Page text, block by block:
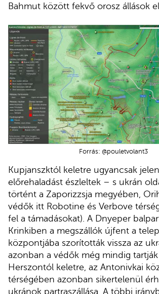
Bahmut között fekvő orosz állások
Forrás: @pouletvolant3
Kupjanszktól keletre ugyancsak
előrehaladást észleltek – s ukrán
történt a Zaporizzsja megyében,
védők itt Robotine és Verbove
fel a támadásokat). A Dnyeper
Krinkiben a megszállók újfent a
központjába szorították vissza az
azonban a védők még mindig
Herszontól keletre, az Antonivkai
térségében azonban sikertelenül
ukránok partraszállása. A többi